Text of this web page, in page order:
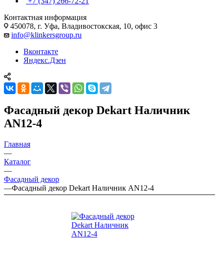
Контактная информация
450078, г. Уфа, Владивостокская, 10, офис 3
info@klinkersgroup.ru
Вконтакте
Яндекс.Дзен
Фасадный декор Dekart Наличник
AN12-4
Главная
—
Каталог
—
Фасадный декор
—Фасадный декор Dekart Наличник AN12-4